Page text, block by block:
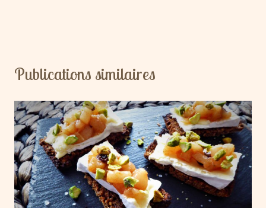
Publications similaires